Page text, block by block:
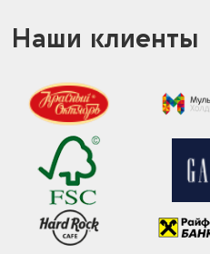
Наши клиенты